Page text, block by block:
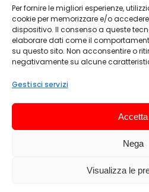
Per fornire le migliori esperienze,
cookie per memorizzare e/o
dispositivo. Il consenso a queste
elaborare dati come il
su questo sito. Non acconsentire o
negativamente su alcune
Gestisci servizi
Accetta
Nega
Visualizza le
Chi
Termini &
Privacy
© 2025 Rossomotori.it.